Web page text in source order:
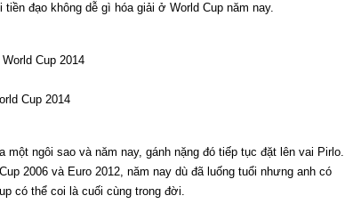
đạo không dễ gì hóa giải ở World Cup năm nay.
Cup 2014
một ngôi sao và năm nay, gánh nặng đó tiếp tục đặt lên vai Pirlo.
2006 và Euro 2012, năm nay dù đã luống tuổi nhưng anh có
có thể coi là cuối cùng trong đời.